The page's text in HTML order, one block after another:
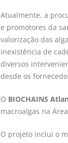
Atualmente, a
e promotores da
valorização das
inexistência de
diversos
desde os
O BIOCHAINS
macroalgas na
O projeto inclui o